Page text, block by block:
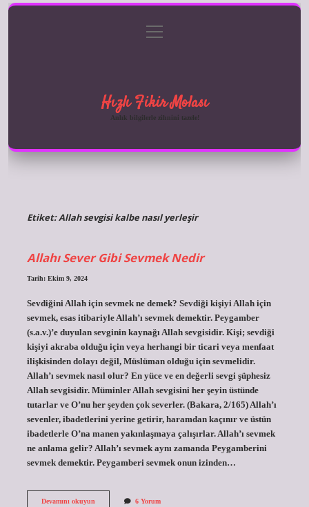
Gizlilik Politikası
menüyü
aç
Hızlı Fikir Molası
Anlık bilgilerle zihnini tazele!
Etiket:Allah sevgisi kalbe nasıl yerleşir
Allahı Sever Gibi Sevmek Nedir
Tarih: Ekim 9, 2024
Sevdiğini Allah için sevmek ne demek? Sevdiği kişiyi Allah için
sevmek, esas itibariyle Allah’ı sevmek demektir. Peygamber
(s.a.v.)’e duyulan sevginin kaynağı Allah sevgisidir. Kişi; sevdiği
kişiyi akraba olduğu için veya herhangi bir ticari veya menfaat
ilişkisinden dolayı değil, Müslüman olduğu için sevmelidir.
Allah’ı sevmek nasıl olur? En yüce ve en değerli sevgi şüphesiz
Allah sevgisidir. Müminler Allah sevgisini her şeyin üstünde
tutarlar ve O’nu her şeyden çok severler. (Bakara, 2/165) Allah’ı
sevenler, ibadetlerini yerine getirir, haramdan kaçınır ve üstün
ibadetlerle O’na manen yakınlaşmaya çalışırlar. Allah’ı sevmek
ne anlama gelir? Allah’ı sevmek aynı zamanda Peygamberini
sevmek demektir. Peygamberi sevmek onun izinden…
Devamını okuyunAllahı
6 Yorum